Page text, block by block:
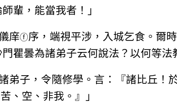
輩，能當我者！」
庠ⓕ序，端視平涉，入城乞食。爾
瞿曇為諸弟子云何說法？以何等法
弟子，令隨修學。言：『諸比丘
、空、非我。』」